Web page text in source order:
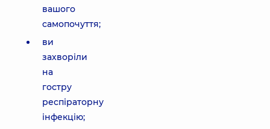
вашого
самопочуття;
ви
захворіли
на
гостру
респіраторну
інфекцію;